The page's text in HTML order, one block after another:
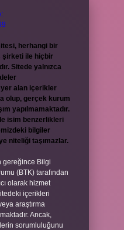
herhangi bir
şirketi ile hiçbir
Sitede yalnızca
yer alan içerikler
olup, gerçek kurum
yapılmamaktadır.
isim benzerlikleri
bilgiler
niteliği taşımazlar.
gereğince Bilgi
(BTK) tarafından
olarak hizmet
içerikleri
araştırma
Ancak,
sorumluluğunu